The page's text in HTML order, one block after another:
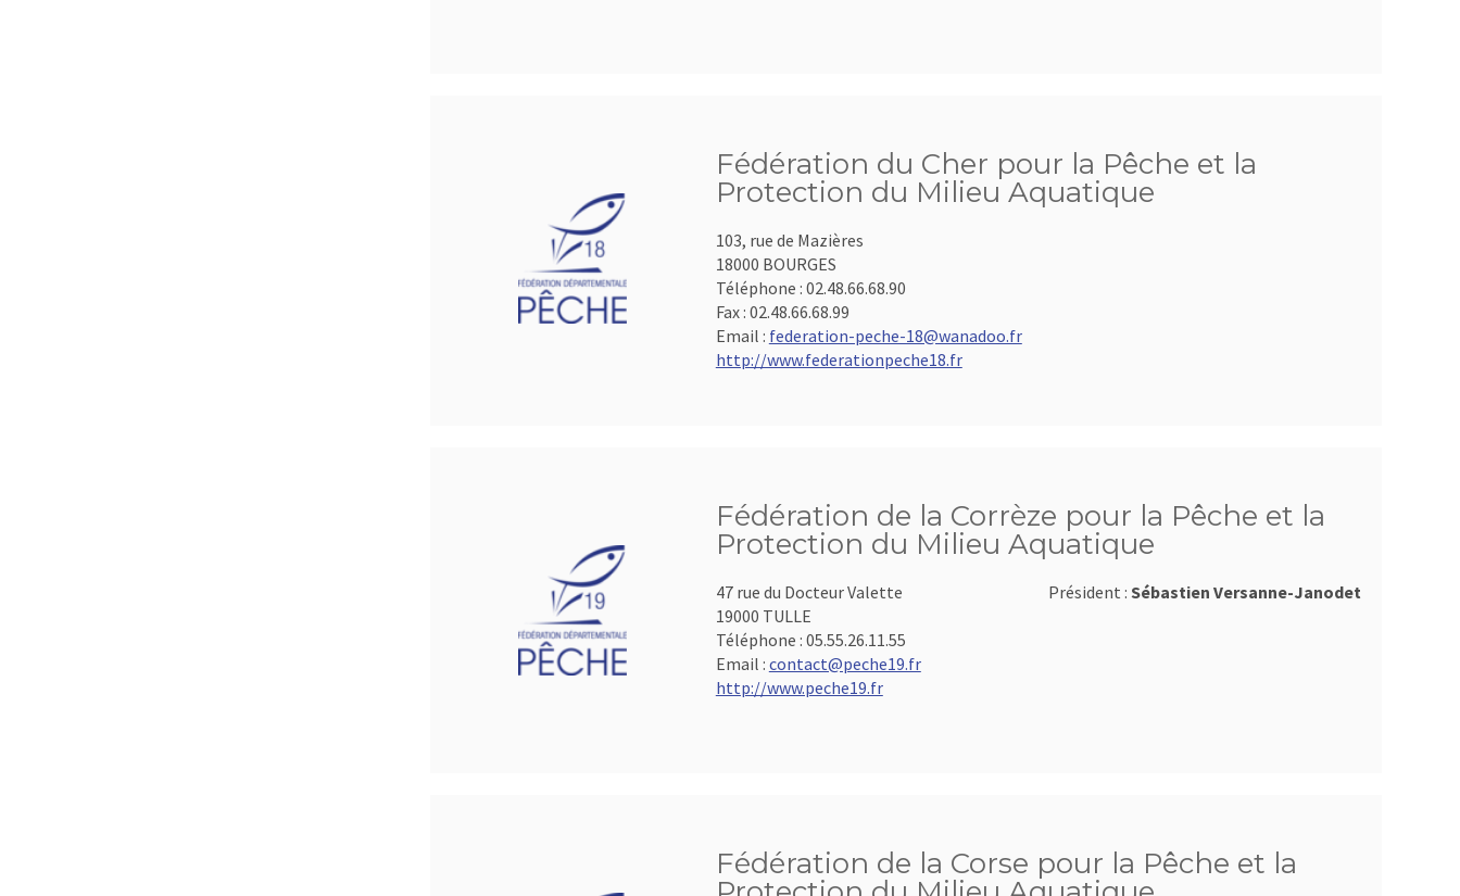
Fédération du Cher pour la Pêche et la
Protection du Milieu Aquatique
103, rue de Mazières
18000 BOURGES
Téléphone : 02.48.66.68.90
Fax : 02.48.66.68.99
Email : federation-peche-18@wanadoo.fr
http://www.federationpeche18.fr
Fédération de la Corrèze pour la Pêche et la
Protection du Milieu Aquatique
47 rue du Docteur Valette
19000 TULLE
Téléphone : 05.55.26.11.55
Email : contact@peche19.fr
http://www.peche19.fr
Président :Sébastien Versanne-Janodet
Fédération de la Corse pour la Pêche et la